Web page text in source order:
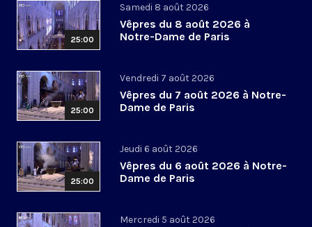
25:00
Samedi 8 août 2026
Vêpres du 8 août 2026 à
Notre-Dame de Paris
25:00
Vendredi 7 août 2026
Vêpres du 7 août 2026 à Notre-
Dame de Paris
25:00
Jeudi 6 août 2026
Vêpres du 6 août 2026 à Notre-
Dame de Paris
Mercredi 5 août 2026